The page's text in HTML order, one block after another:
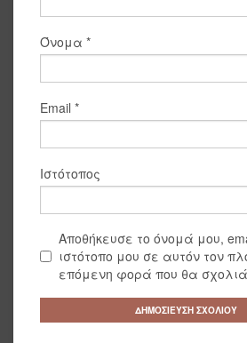
Όνομα *
Email *
Ιστότοπος
Αποθήκευσε το όνομά μου,
ιστότοπο μου σε αυτόν τον
επόμενη φορά που θα